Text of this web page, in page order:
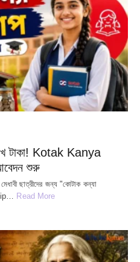
টাকা! Kotak Kanya
শুরু
ছাত্রীদের জন্য "কোটাক কন্যা
Read More